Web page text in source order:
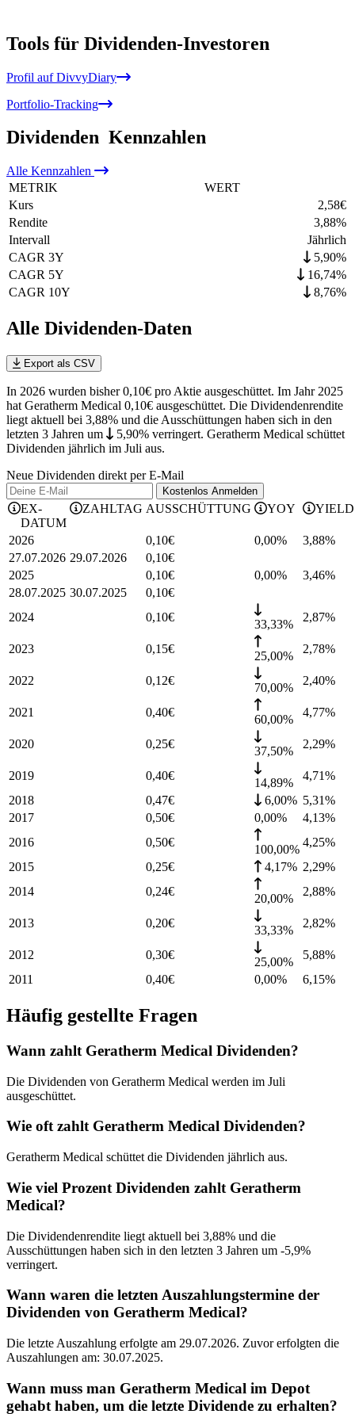
Tools für Dividenden-Investoren
Profil auf DivvyDiary
Portfolio-Tracking
Dividenden Kennzahlen
Alle Kennzahlen
METRIK
WERT
Kurs
2,58€
Rendite
3,88%
Intervall
Jährlich
CAGR 3Y
5,90%
CAGR 5Y
16,74%
CAGR 10Y
8,76%
Alle Dividenden-Daten
Export als CSV
In 2026 wurden bisher 0,10€ pro Aktie ausgeschüttet. Im Jahr 2025
hat Geratherm Medical 0,10€ ausgeschüttet. Die Dividendenrendite
liegt aktuell bei 3,88% und die Ausschüttungen haben sich in den
letzten 3 Jahren um 5,90% verringert. Geratherm Medical schüttet
Dividenden jährlich im Juli aus.
Neue Dividenden direkt per E-Mail
Kostenlos Anmelden
EX-
DATUM
ZAHLTAG AUSSCHÜTTUNG YOY YIELD
2026 0,10€ 0,00% 3,88%
27.07.2026 29.07.2026 0,10€
2025
0,10€ 0,00% 3,46%
28.07.2025 30.07.2025 0,10€
2024
0,10€
33,33%
2,87%
2023 0,15€
25,00%
2,78%
2022 0,12€
70,00%
2,40%
2021 0,40€
60,00%
4,77%
2020 0,25€
37,50%
2,29%
2019 0,40€
14,89%
4,71%
2018
0,47€ 6,00% 5,31%
2017
0,50€ 0,00% 4,13%
2016
0,50€
100,00%
4,25%
2015
0,25€ 4,17% 2,29%
2014
0,24€
20,00%
2,88%
2013 0,20€
33,33%
2,82%
2012 0,30€
25,00%
5,88%
2011
0,40€ 0,00% 6,15%
Häufig gestellte Fragen
Wann zahlt Geratherm Medical Dividenden?
Die Dividenden von Geratherm Medical werden im Juli
ausgeschüttet.
Wie oft zahlt Geratherm Medical Dividenden?
Geratherm Medical schüttet die Dividenden jährlich aus.
Wie viel Prozent Dividenden zahlt Geratherm
Medical?
Die Dividendenrendite liegt aktuell bei 3,88% und die
Ausschüttungen haben sich in den letzten 3 Jahren um -5,9%
verringert.
Wann waren die letzten Auszahlungstermine der
Dividenden von Geratherm Medical?
Die letzte Auszahlung erfolgte am 29.07.2026. Zuvor erfolgten die
Auszahlungen am: 30.07.2025.
Wann muss man Geratherm Medical im Depot
gehabt haben, um die letzte Dividende zu erhalten?